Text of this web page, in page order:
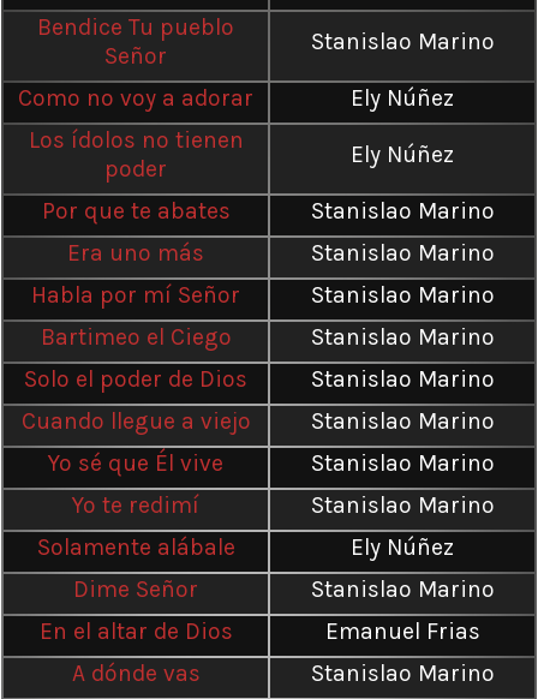
Bendice Tu pueblo
Señor
Stanislao Marino
Como no voy a adorar
Ely Núñez
Los ídolos no tienen
poder
Ely Núñez
Por que te abates
Stanislao Marino
Era uno más
Stanislao Marino
Habla por mí Señor
Stanislao Marino
Bartimeo el Ciego
Stanislao Marino
Solo el poder de Dios
Stanislao Marino
Cuando llegue a viejo
Stanislao Marino
Yo sé que Él vive
Stanislao Marino
Yo te redimí
Stanislao Marino
Solamente alábale
Ely Núñez
Dime Señor
Stanislao Marino
En el altar de Dios
Emanuel Frias
A dónde vas
Stanislao Marino